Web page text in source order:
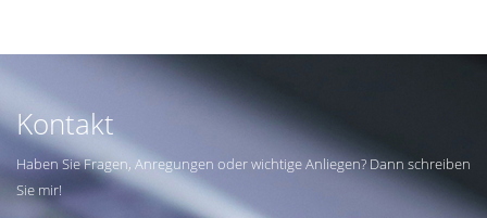
Kontakt
Haben Sie Fragen, Anregungen oder wichtige Anliegen? Dann schreiben
Sie mir!